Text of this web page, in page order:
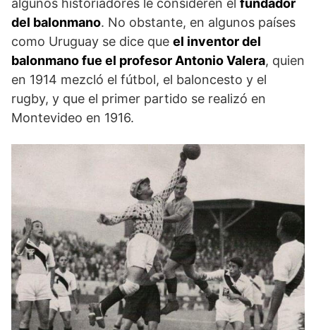
algunos historiadores le consideren el fundador
del balonmano. No obstante, en algunos países
como Uruguay se dice que el inventor del
balonmano fue el profesor Antonio Valera, quien
en 1914 mezcló el fútbol, el baloncesto y el
rugby, y que el primer partido se realizó en
Montevideo en 1916.